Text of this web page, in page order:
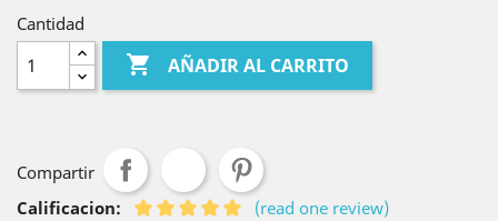
Cantidad
 AÑADIR AL CARRITO
Compartir
Calificacion:
(read one review)